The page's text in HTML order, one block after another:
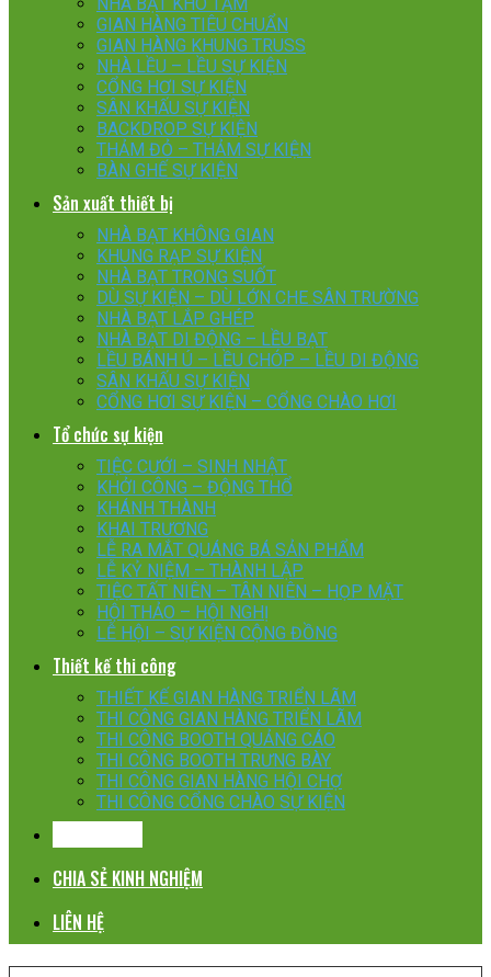
GIAN HÀNG TIÊU CHUẨN
GIAN HÀNG KHUNG TRUSS
NHÀ LỀU – LỀU SỰ KIỆN
CỔNG HƠI SỰ KIỆN
SÂN KHẤU SỰ KIỆN
BACKDROP SỰ KIỆN
THẢM ĐỎ – THẢM SỰ KIỆN
BÀN GHẾ SỰ KIỆN
Sản xuất thiết bị
NHÀ BẠT KHÔNG GIAN
KHUNG RẠP SỰ KIỆN
NHÀ BẠT TRONG SUỐT
DÙ SỰ KIỆN – DÙ LỚN CHE SÂN TRƯỜNG
NHÀ BẠT LẮP GHÉP
NHÀ BẠT DI ĐỘNG – LỀU BẠT
LỀU BÁNH Ú – LỀU CHÓP – LỀU DI ĐỘNG
SÂN KHẤU SỰ KIỆN
CỔNG HƠI SỰ KIỆN – CỔNG CHÀO HƠI
Tổ chức sự kiện
TIỆC CƯỚI – SINH NHẬT
KHỞI CÔNG – ĐỘNG THỔ
KHÁNH THÀNH
KHAI TRƯƠNG
LỄ RA MẮT QUÁNG BÁ SẢN PHẨM
LỄ KỶ NIỆM – THÀNH LẬP
TIỆC TẤT NIÊN – TÂN NIÊN – HỌP MẶT
HỘI THẢO – HỘI NGHỊ
LỄ HỘI – SỰ KIỆN CỘNG ĐỒNG
Thiết kế thi công
THIẾT KẾ GIAN HÀNG TRIỂN LÃM
THI CÔNG GIAN HÀNG TRIỂN LÃM
THI CÔNG BOOTH QUẢNG CÁO
THI CÔNG BOOTH TRƯNG BÀY
THI CÔNG GIAN HÀNG HỘI CHỢ
THI CÔNG CỔNG CHÀO SỰ KIỆN
CHIA SẺ KINH NGHIỆM
LIÊN HỆ